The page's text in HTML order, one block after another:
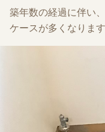
築年数の経過に伴い
ケースが多くなります